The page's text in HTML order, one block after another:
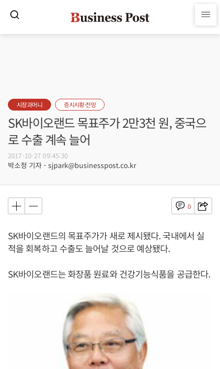
시장과머니 증시시황·전망
SK바이오랜드 목표주가 2만3천 원, 중국으
로 수출 계속 늘어
2017-10-27 09:45:30
박소정 기자 - sjpark@businesspost.co.kr
0
SK바이오랜드의 목표주가가 새로 제시됐다. 국내에서 실
적을 회복하고 수출도 늘어날 것으로 예상됐다.
SK바이오랜드는 화장품 원료와 건강기능식품을 공급한다.